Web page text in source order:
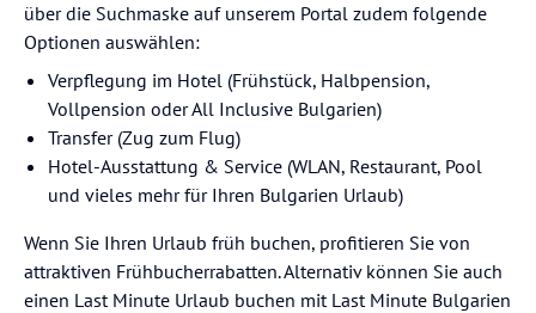
über die Suchmaske auf unserem Portal zudem folgende
Optionen auswählen:
Verpflegung im Hotel (Frühstück, Halbpension,
Vollpension oder All Inclusive Bulgarien)
Transfer (Zug zum Flug)
Hotel-Ausstattung & Service (WLAN, Restaurant, Pool
und vieles mehr für Ihren Bulgarien Urlaub)
Wenn Sie Ihren Urlaub früh buchen, profitieren Sie von
attraktiven Frühbucherrabatten. Alternativ können Sie auch
einen Last Minute Urlaub buchen mit Last Minute Bulgarien